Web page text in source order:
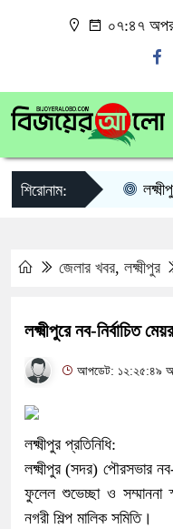
০৭:৪৭
শিরোনাম:
জেলার খবর, লক্ষ্মীপুর
লক্ষ্মীপুরে নব-নির্বাচিত
আপডেট: ১২:২৫:৪৯
লক্ষ্মীপুর প্রতিনিধি:
লক্ষ্মীপুর (সদর) পৌরসভার নব-
ফুলেল শুভেচ্ছা ও সম্মাননা
নগরী শিল্প মালিক সমিতি।